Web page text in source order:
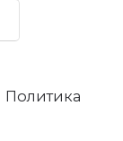
Политика